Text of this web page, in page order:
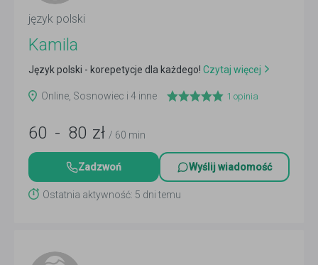
język polski
Kamila
Język polski - korepetycje dla każdego! Czytaj więcej
Online, Sosnowiec i 4 inne 1 opinia
60 - 80 zł / 60 min
Zadzwoń Wyślij wiadomość
Ostatnia aktywność: 5 dni temu